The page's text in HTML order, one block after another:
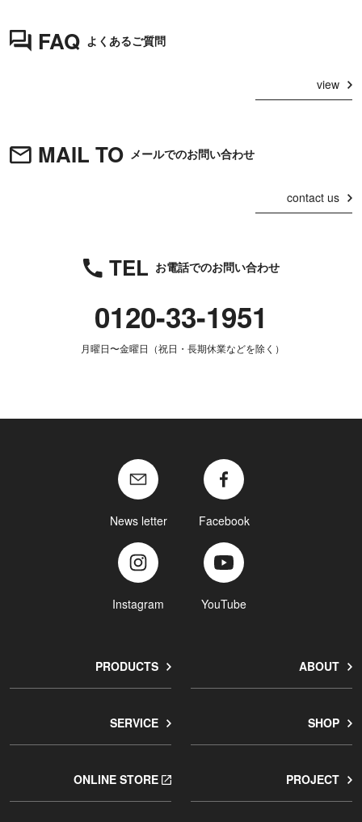
FAQ よくあるご質問
view
MAIL TO メールでのお問い合わせ
contact us
TEL お電話でのお問い合わせ
0120-33-1951
月曜日〜金曜日（祝日・長期休業などを除く）
News letter Facebook
Instagram YouTube
PRODUCTS ABOUT
SERVICE SHOP
ONLINE STORE PROJECT